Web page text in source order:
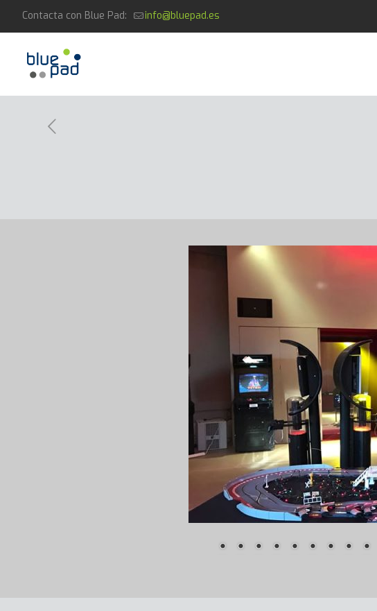
Contacta con Blue Pad: info@bluepad.es